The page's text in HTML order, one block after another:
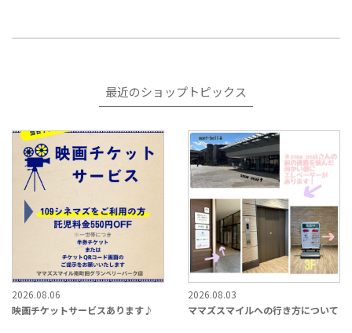
最近のショップトピックス
2026.08.06
映画チケットサービスあります♪
2026.08.03
ママズスマイルへの行き方について